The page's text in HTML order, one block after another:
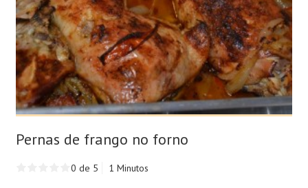
Pernas de frango no forno
0 de 5 1 Minutos